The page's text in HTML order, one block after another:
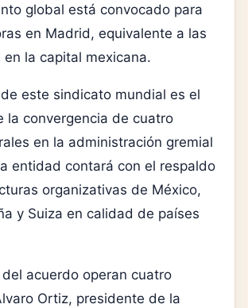
global está convocado para
en Madrid, equivalente a las
la capital mexicana.
este sindicato mundial es el
la convergencia de cuatro
en la administración gremial
entidad contará con el respaldo
organizativas de México,
y Suiza en calidad de países
acuerdo operan cuatro
Ortiz, presidente de la